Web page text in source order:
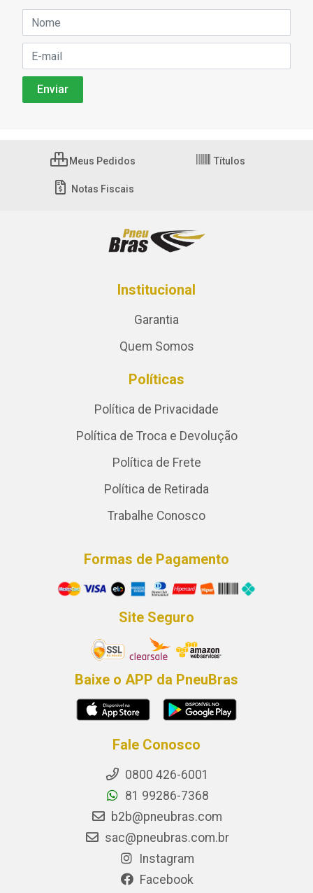
Meus Pedidos Títulos
Notas Fiscais
Institucional
Garantia
Quem Somos
Políticas
Política de Privacidade
Política de Troca e Devolução
Política de Frete
Política de Retirada
Trabalhe Conosco
Formas de Pagamento
Site Seguro
Baixe o APP da PneuBras
Fale Conosco
0800 426-6001
81 99286-7368
b2b@pneubras.com
sac@pneubras.com.br
Instagram
Facebook